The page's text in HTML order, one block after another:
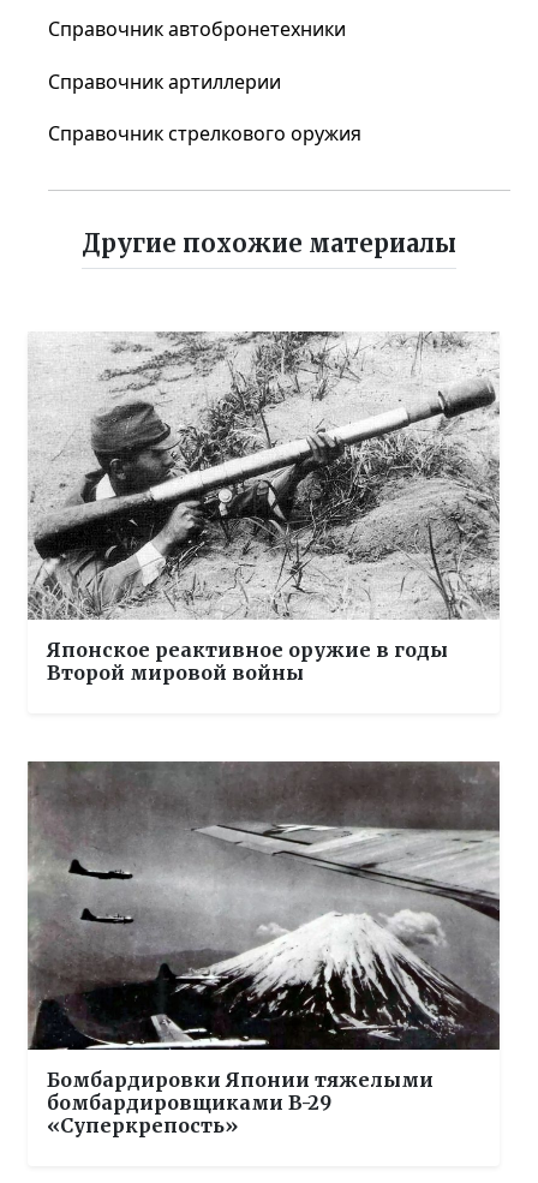
Справочник автобронетехники
Справочник артиллерии
Справочник стрелкового оружия
Другие похожие материалы
Японское реактивное оружие в годы
Второй мировой войны
Бомбардировки Японии тяжелыми
бомбардировщиками B-29
«Суперкрепость»